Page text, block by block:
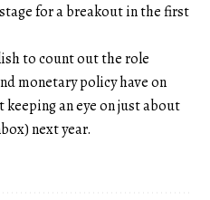
for a breakout in the first
to count out the role
monetary policy have on
keeping an eye on just about
next year.